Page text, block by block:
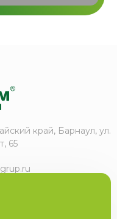
край, Барнаул, ул.
65
47